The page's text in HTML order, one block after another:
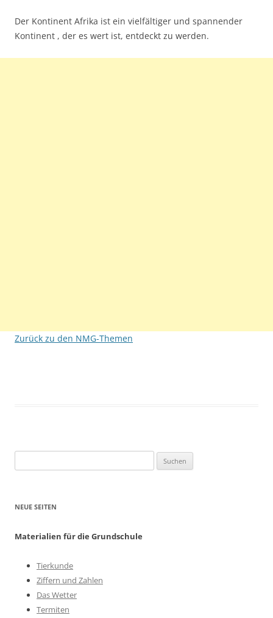
Der Kontinent Afrika ist ein vielfältiger und spannender
Kontinent , der es wert ist, entdeckt zu werden.
Zurück zu den NMG-Themen
nach:
NEUE SEITEN
Materialien für die Grundschule
Tierkunde
Ziffern und Zahlen
Das Wetter
Termiten